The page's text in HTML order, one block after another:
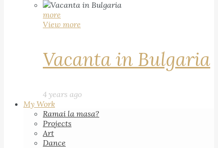
more
View more
Vacanta in Bulgaria
4 years ago
My Work
Ramai la masa?
Projects
Art
Dance